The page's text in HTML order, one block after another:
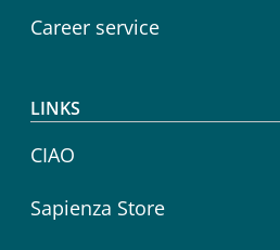
Career service
LINKS
CIAO
Sapienza Store